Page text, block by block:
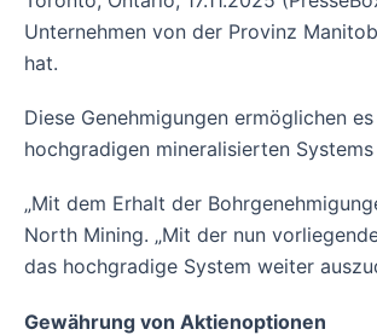
Unternehmen von der Provinz
hat.
Diese Genehmigungen ermöglichen
hochgradigen mineralisierten
„Mit dem Erhalt der
North Mining. „Mit der nun
das hochgradige System weiter
Gewährung von Aktienoptionen